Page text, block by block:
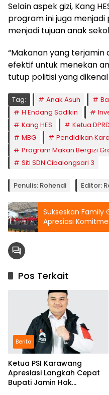
Selain aspek gizi, Kang
program ini juga
menjadi tujuan anak
“Makanan yang
efektif untuk menekan
tutup politisi yang
Tag: Anak Asuh
H Endang Sodikin
Kang HES
Ketua
MBG
Pendidikan
Program Makan Bergizi
Siti SDN Cibalongsari 3
Penulis: Rohendi Editor:
Sukseskan Family
Apresiasi
Tenma Indonesia
Pos Terkait
Berita
Ketua PSI Karawang
Apresiasi Langkah Cepat
Bupati Jamin Hak